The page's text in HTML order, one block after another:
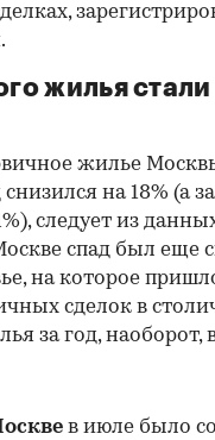
жилья
жилье
на 18% (а
следует из
спад был еще
на которое
сделок в
за год, наоборот,
в июле было